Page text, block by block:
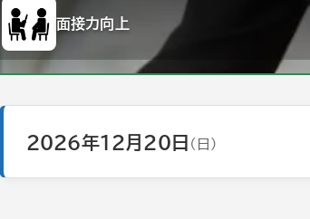
面接力向上
2026年12月20日 （日）